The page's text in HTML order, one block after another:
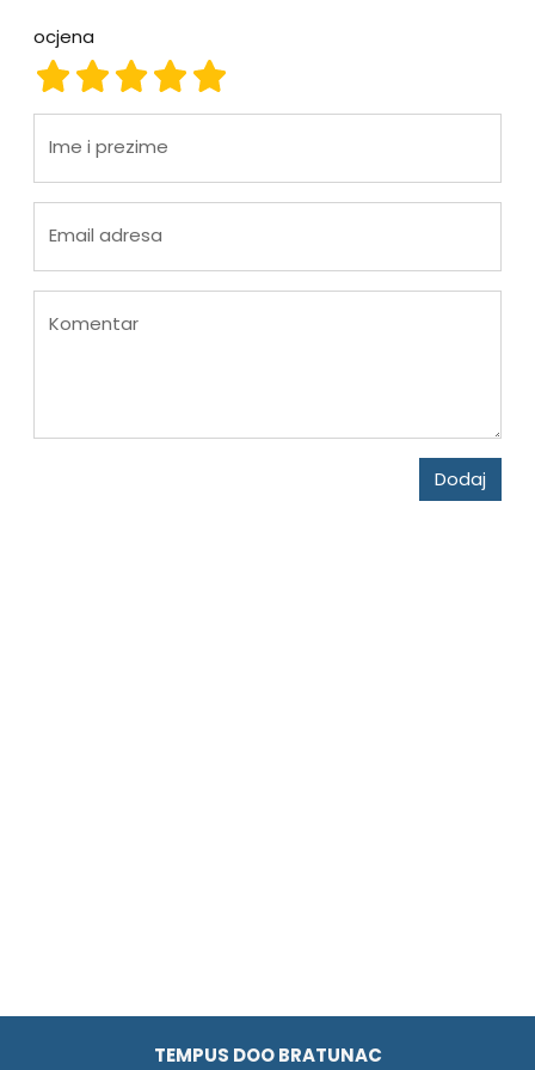
ocjena
ocjena 5
ocjena 4
ocjena 3
ocjena 2
ocjena 1
Ime i prezime
Email adresa
Komentar
Dodaj
TEMPUS DOO BRATUNAC